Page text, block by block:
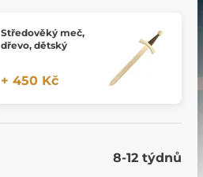
Středověký meč,
dřevo, dětský
+ 450 Kč
8-12 týdnů